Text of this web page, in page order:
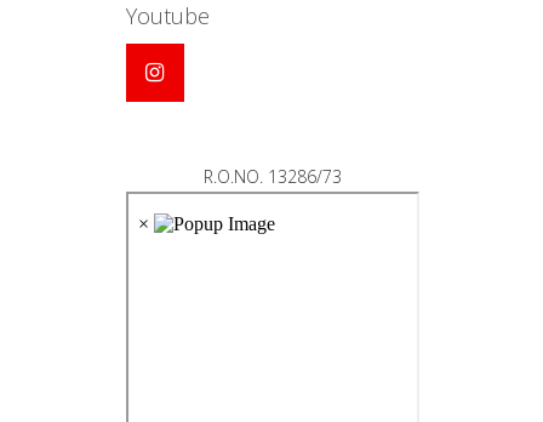
Youtube
R.O.NO. 13286/73